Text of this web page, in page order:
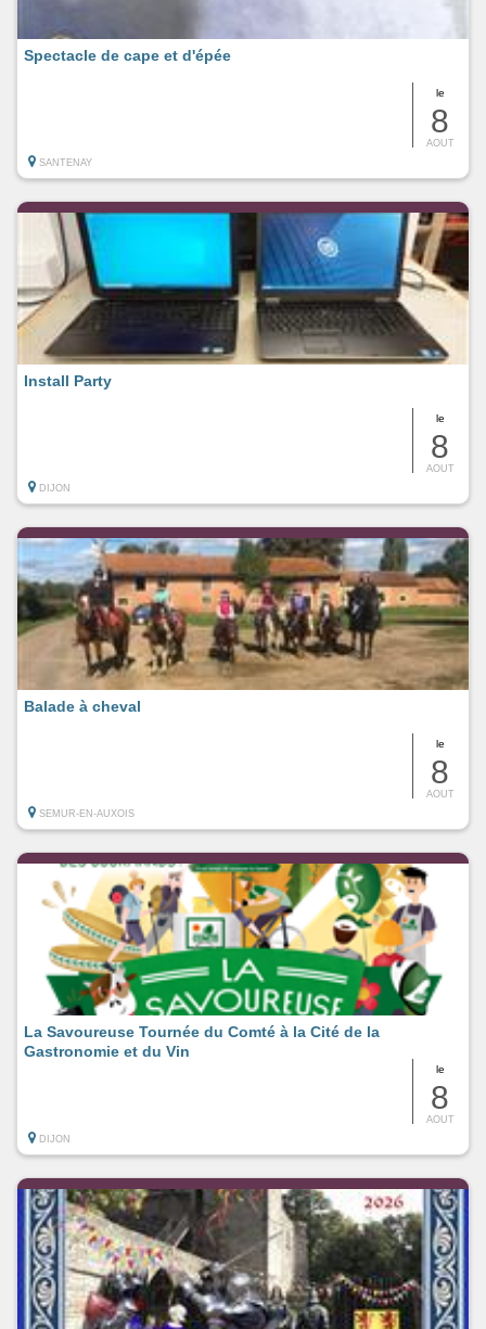
le
8
AOUT
Spectacle de cape et d'épée
SANTENAY
le
8
AOUT
Install Party
DIJON
le
8
AOUT
Balade à cheval
SEMUR-EN-AUXOIS
le
8
AOUT
La Savoureuse Tournée du Comté à la Cité de la
Gastronomie et du Vin
DIJON